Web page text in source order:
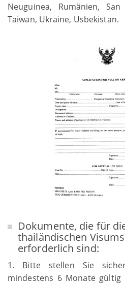
Neuguinea, Rumänien,
Taiwan, Ukraine, Usbekistan.
Dokumente, die für
thailändischen
erforderlich sind:
1. Bitte stellen Sie
mindestens 6 Monate